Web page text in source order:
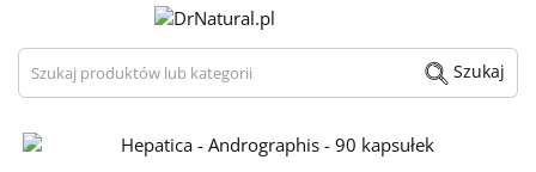
Szukaj produktów lub kategorii Szukaj